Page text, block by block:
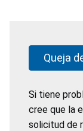
Queja
Si tiene
cree que la
solicitud de